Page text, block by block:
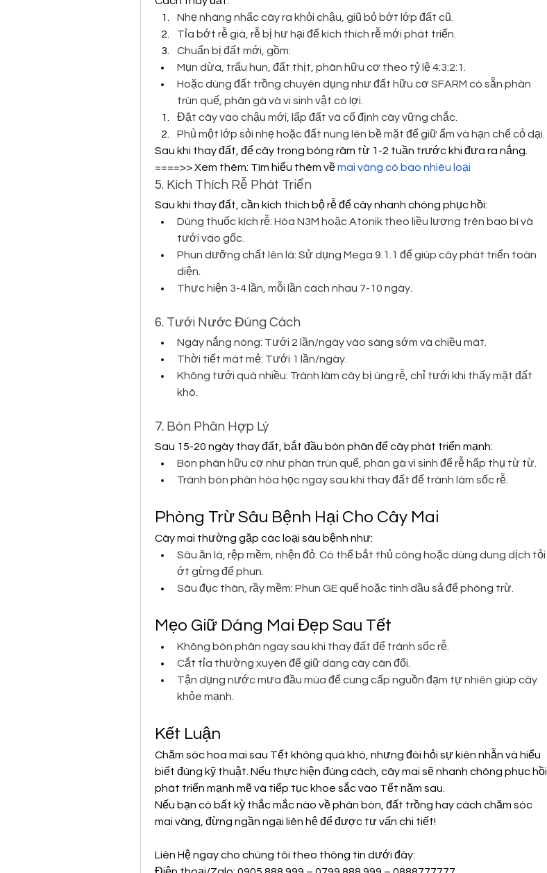
Nhẹ nhàng nhấc cây ra khỏi chậu, giũ bỏ bớt lớp đất cũ.
Tỉa bớt rễ già, rễ bị hư hại để kích thích rễ mới phát triển.
Chuẩn bị đất mới, gồm:
Mụn dừa, trấu hun, đất thịt, phân hữu cơ theo tỷ lệ 4:3:2:1.
Hoặc dùng đất trồng chuyên dụng như đất hữu cơ SFARM có sẵn phân
trùn quế, phân gà và vi sinh vật có lợi.
Đặt cây vào chậu mới, lấp đất và cố định cây vững chắc.
Phủ một lớp sỏi nhẹ hoặc đất nung lên bề mặt để giữ ẩm và hạn chế cỏ dại.
Sau khi thay đất, để cây trong bóng râm từ 1-2 tuần trước khi đưa ra nắng.
====>> Xem thêm: Tìm hiểu thêm về mai vàng có bao nhiêu loại
5. Kích Thích Rễ Phát Triển
Sau khi thay đất, cần kích thích bộ rễ để cây nhanh chóng phục hồi:
Dùng thuốc kích rễ: Hòa N3M hoặc Atonik theo liều lượng trên bao bì và
tưới vào gốc.
Phun dưỡng chất lên lá: Sử dụng Mega 9.1.1 để giúp cây phát triển toàn
diện.
Thực hiện 3-4 lần, mỗi lần cách nhau 7-10 ngày.
6. Tưới Nước Đúng Cách
Ngày nắng nóng: Tưới 2 lần/ngày vào sáng sớm và chiều mát.
Thời tiết mát mẻ: Tưới 1 lần/ngày.
Không tưới quá nhiều: Tránh làm cây bị úng rễ, chỉ tưới khi thấy mặt đất
khô.
7. Bón Phân Hợp Lý
Sau 15-20 ngày thay đất, bắt đầu bón phân để cây phát triển mạnh:
Bón phân hữu cơ như phân trùn quế, phân gà vi sinh để rễ hấp thụ từ từ.
Tránh bón phân hóa học ngay sau khi thay đất để tránh làm sốc rễ.
Phòng Trừ Sâu Bệnh Hại Cho Cây Mai
Cây mai thường gặp các loại sâu bệnh như:
Sâu ăn lá, rệp mềm, nhện đỏ: Có thể bắt thủ công hoặc dùng dung dịch tỏi
ớt gừng để phun.
Sâu đục thân, rầy mềm: Phun GE quế hoặc tinh dầu sả để phòng trừ.
Mẹo Giữ Dáng Mai Đẹp Sau Tết
Không bón phân ngay sau khi thay đất để tránh sốc rễ.
Cắt tỉa thường xuyên để giữ dáng cây cân đối.
Tận dụng nước mưa đầu mùa để cung cấp nguồn đạm tự nhiên giúp cây
khỏe mạnh.
Kết Luận
Chăm sóc hoa mai sau Tết không quá khó, nhưng đòi hỏi sự kiên nhẫn và hiểu
biết đúng kỹ thuật. Nếu thực hiện đúng cách, cây mai sẽ nhanh chóng phục hồi,
phát triển mạnh mẽ và tiếp tục khoe sắc vào Tết năm sau.
Nếu bạn có bất kỳ thắc mắc nào về phân bón, đất trồng hay cách chăm sóc
mai vàng, đừng ngần ngại liên hệ để được tư vấn chi tiết!
Liên Hệ ngay cho chúng tôi theo thông tin dưới đây: